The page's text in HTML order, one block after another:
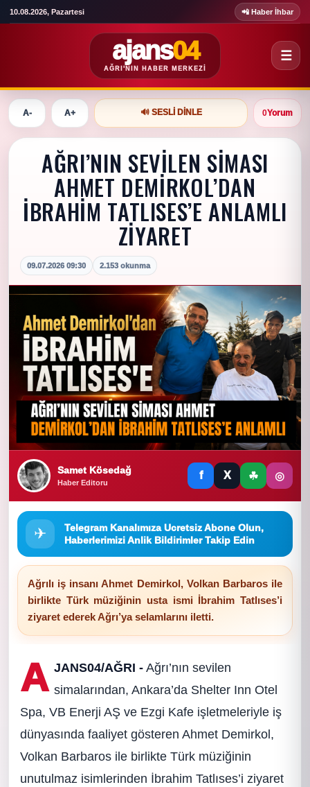
10.08.2026, Pazartesi 📲 Haber İhbar
ajans04
AĞRI'NIN HABER MERKEZI
☰
A- A+ 🔊 SESLI DINLE 0Yorum
AĞRI’NIN SEVİLEN SİMASI
AHMET DEMİRKOL’DAN
İBRAHİM TATLISES’E ANLAMLI
ZİYARET
09.07.2026 09:30 2.153 okunma
Samet Kösedağ
Haber Editoru
f X ☘ ◎
✈
Telegram Kanalımıza Ucretsiz Abone Olun,
Haberlerimizi Anlik Bildirimler Takip Edin
Ağrılı iş insanı Ahmet Demirkol, Volkan Barbaros ile
birlikte Türk müziğinin usta ismi İbrahim Tatlıses’i
ziyaret ederek Ağrı’ya selamlarını iletti.
A JANS04/AĞRI - Ağrı’nın sevilen
simalarından, Ankara’da Shelter Inn Otel
Spa, VB Enerji AŞ ve Ezgi Kafe işletmeleriyle iş
dünyasında faaliyet gösteren Ahmet Demirkol,
Volkan Barbaros ile birlikte Türk müziğinin
unutulmaz isimlerinden İbrahim Tatlıses’i ziyaret